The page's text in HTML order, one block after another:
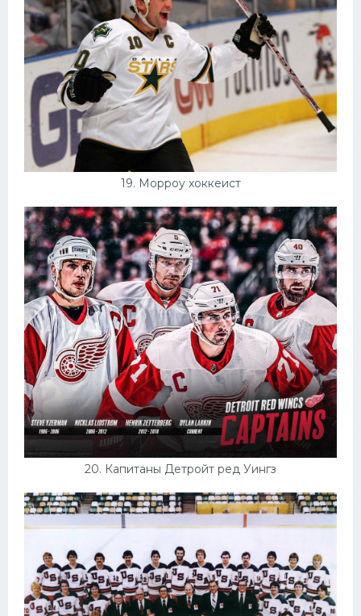
19. Морроу хоккеист
20. Капитаны Детройт ред Уингз